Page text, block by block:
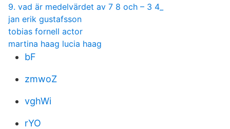
9. vad är medelvärdet av 7 8 och – 3 4_
jan erik gustafsson
tobias fornell actor
martina haag lucia haag
bF
zmwoZ
vghWi
rYO